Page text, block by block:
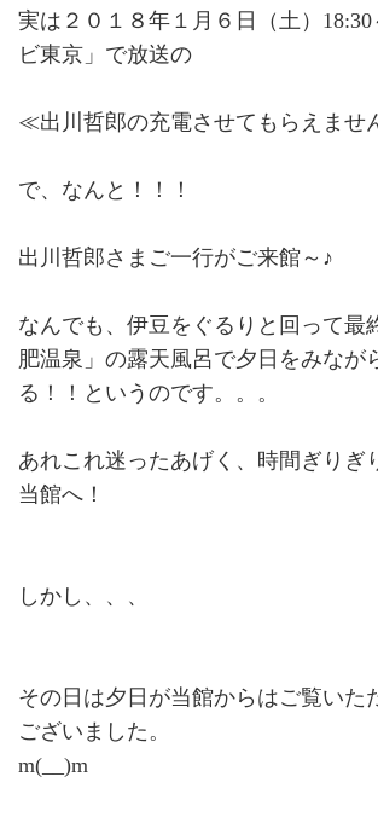
実は２０１８年１月６日（土）18:30
ビ東京」で放送の
≪出川哲郎の充電させてもらえませ
で、なんと！！！
出川哲郎さまご一行がご来館～♪
なんでも、伊豆をぐるりと回って最
肥温泉」の露天風呂で夕日をみなが
る！！というのです。。。
あれこれ迷ったあげく、時間ぎりぎ
当館へ！
しかし、、、
その日は夕日が当館からはご覧いた
ございました。
m(__)m